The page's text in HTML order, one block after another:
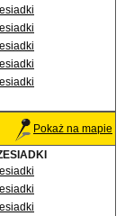
Pokaż na mapie